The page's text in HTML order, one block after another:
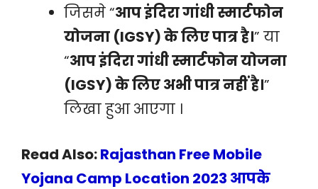
जिसमे “आप इंदिरा गांधी स्मार्टफोन
योजना (IGSY) के लिए पात्र है।” या
“आप इंदिरा गांधी स्मार्टफोन योजना
(IGSY) के लिए अभी पात्र नहीं है।”
लिखा हुआ आएगा ।
Read Also:Rajasthan Free Mobile
Yojana Camp Location 2023 आपके